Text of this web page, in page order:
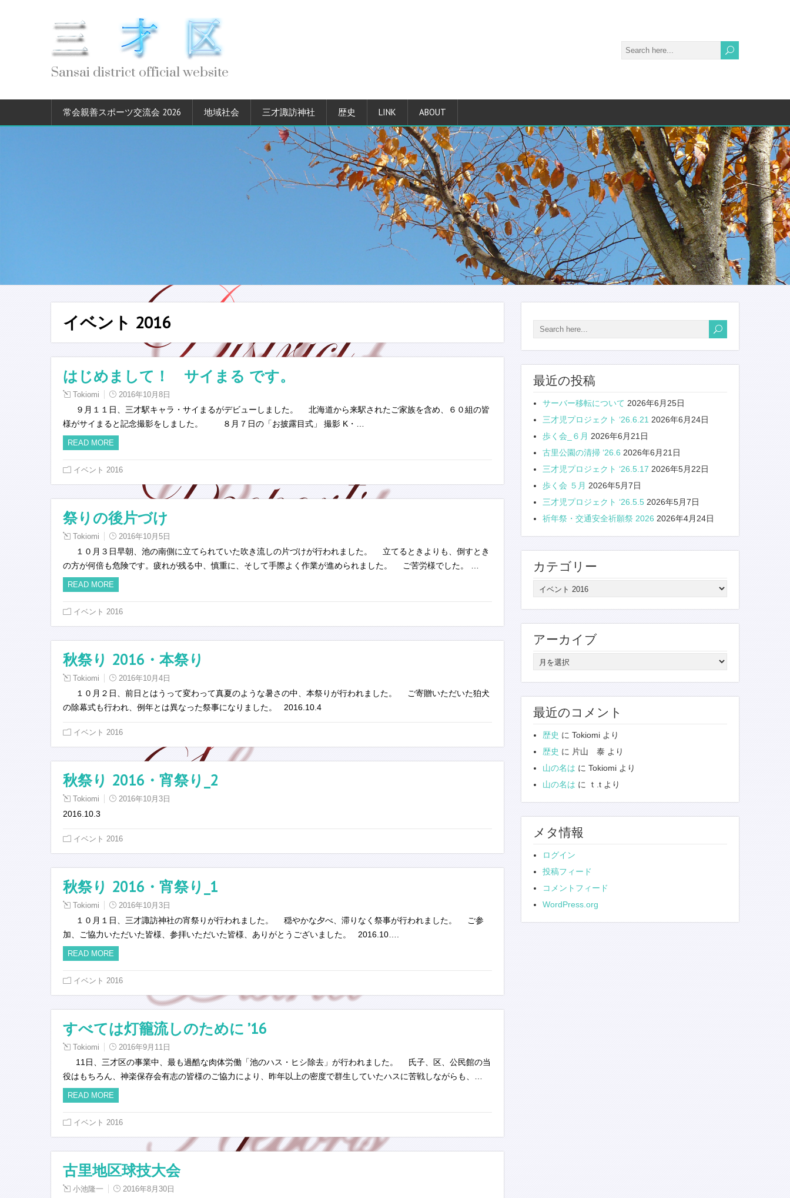
Sansai district official website
常会親善スポーツ交流会 2026 地域社会 三才諏訪神社 歴史 LINK ABOUT
イベント 2016
はじめまして！ サイまる です。
Tokiomi 2016年10月8日
９月１１日、三才駅キャラ・サイまるがデビューしました。 北海道から来駅されたご家族を含め、６０組の皆
様がサイまると記念撮影をしました。 ８月７日の「お披露目式」 撮影 K・…
READ MORE
イベント 2016
祭りの後片づけ
Tokiomi 2016年10月5日
１０月３日早朝、池の南側に立てられていた吹き流しの片づけが行われました。 立てるときよりも、倒すとき
の方が何倍も危険です。疲れが残る中、慎重に、そして手際よく作業が進められました。 ご苦労様でした。 …
READ MORE
イベント 2016
秋祭り 2016・本祭り
Tokiomi 2016年10月4日
１０月２日、前日とはうって変わって真夏のような暑さの中、本祭りが行われました。 ご寄贈いただいた狛犬
の除幕式も行われ、例年とは異なった祭事になりました。 2016.10.4
イベント 2016
秋祭り 2016・宵祭り_2
Tokiomi 2016年10月3日
2016.10.3
イベント 2016
秋祭り 2016・宵祭り_1
Tokiomi 2016年10月3日
１０月１日、三才諏訪神社の宵祭りが行われました。 穏やかな夕べ、滞りなく祭事が行われました。 ご参
加、ご協力いただいた皆様、参拝いただいた皆様、ありがとうございました。 2016.10….
READ MORE
イベント 2016
すべては灯籠流しのために ’16
Tokiomi 2016年9月11日
11日、三才区の事業中、最も過酷な肉体労働「池のハス・ヒシ除去」が行われました。 氏子、区、公民館の当
役はもちろん、神楽保存会有志の皆様のご協力により、昨年以上の密度で群生していたハスに苦戦しながらも、…
READ MORE
イベント 2016
古里地区球技大会
小池隆一 2016年8月30日
最近の投稿
サーバー移転について 2026年6月25日
三才児プロジェクト ‘26.6.21 2026年6月24日
歩く会_６月 2026年6月21日
古里公園の清掃 ‘26.6 2026年6月21日
三才児プロジェクト ‘26.5.17 2026年5月22日
歩く会 ５月 2026年5月7日
三才児プロジェクト ‘26.5.5 2026年5月7日
祈年祭・交通安全祈願祭 2026 2026年4月24日
カテゴリー
テ
ゴ
リ
ー
アーカイブ
ア
ー
カ
イ
ブ
最近のコメント
歴史 に Tokiomi より
歴史 に 片山 泰 より
山の名は に Tokiomi より
山の名は に ｔ.t より
メタ情報
ログイン
投稿フィード
コメントフィード
WordPress.org